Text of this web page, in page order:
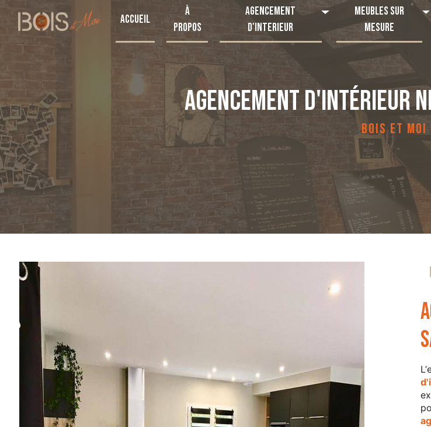
Accueil
À
propos
Agencement
d'interieur
Meubles sur
mesure
AGENCEMENT D'INTÉRIEUR
BOIS ET MOI